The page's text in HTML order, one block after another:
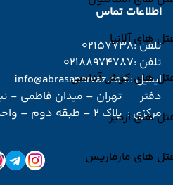
های آلانیا
های کوش آداسی
های ازمیر
های مارماریس
اطلاعات تماس
تلفن :02157738
تلفن :02188974787
ایمیل :info@abrasaparvaz.com
دفتر
مرکزی :
تهران – میدان فاطمی -
پلاک 2 – طبقه دوم – واحد 201